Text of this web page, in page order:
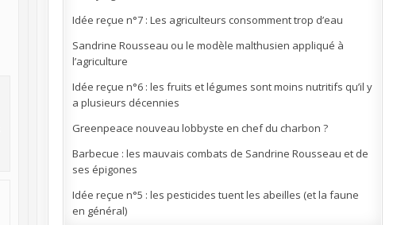
Idée reçue n°7 : Les agriculteurs consomment trop d’eau
Sandrine Rousseau ou le modèle malthusien appliqué à
l’agriculture
Idée reçue n°6 : les fruits et légumes sont moins nutritifs qu’il y
a plusieurs décennies
Greenpeace nouveau lobbyste en chef du charbon ?
Barbecue : les mauvais combats de Sandrine Rousseau et de
ses épigones
Idée reçue n°5 : les pesticides tuent les abeilles (et la faune
en général)